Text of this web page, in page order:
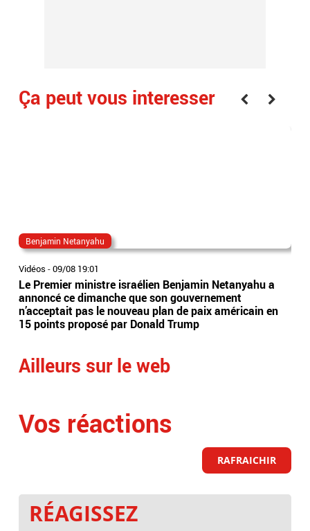
Ça peut vous interesser
Benjamin Netanyahu
Vidéos -09/08 19:01
Le Premier ministre israélien Benjamin Netanyahu a
annoncé ce dimanche que son gouvernement
n’acceptait pas le nouveau plan de paix américain en
15 points proposé par Donald Trump
Ailleurs sur le web
Vos réactions
RAFRAICHIR
RÉAGISSEZ